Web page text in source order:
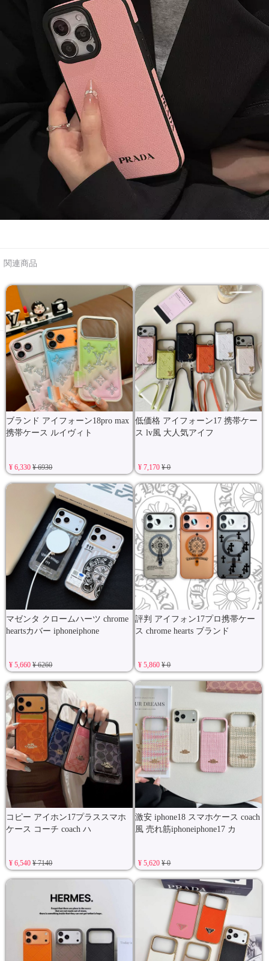
関連商品
ブランド アイフォーン18pro max
携帯ケース ルイヴィト
¥ 6,330¥ 6930
低価格 アイフォーン17 携帯ケー
ス lv風 大人気アイフ
¥ 7,170¥ 0
マゼンタ クロームハーツ chrome
heartsカバー iphoneiphone
¥ 5,660¥ 6260
評判 アイフォン17プロ携帯ケー
ス chrome hearts ブランド
¥ 5,860¥ 0
コピー アイホン17プラススマホ
ケース コーチ coach ハ
¥ 6,540¥ 7140
激安 iphone18 スマホケース coach
風 売れ筋iphoneiphone17 カ
¥ 5,620¥ 0